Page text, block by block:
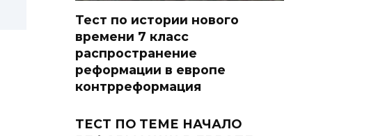
Тест по истории нового
времени 7 класс
распространение
реформации в европе
контрреформация
ТЕСТ ПО ТЕМЕ НАЧАЛО